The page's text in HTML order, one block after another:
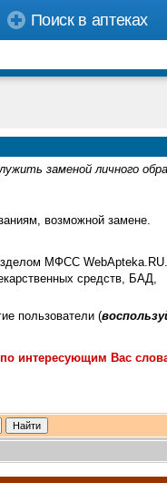
Поиск в аптеках
заменой личного
возможной замене.
МФСС
средств, БАД,
пользователи (
интересующим Вас